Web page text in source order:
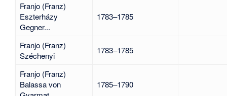
Franjo (Franz)
Eszterházy
Gegner...
1783–1785
Franjo (Franz)
Széchenyi
1783–1785
Franjo (Franz)
Balassa von
1785–1790